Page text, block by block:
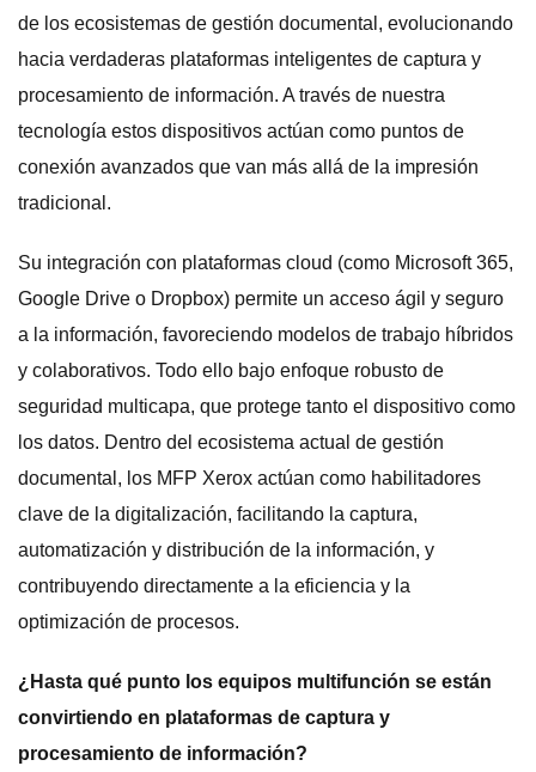
de los ecosistemas de gestión documental, evolucionando
hacia verdaderas plataformas inteligentes de captura y
procesamiento de información. A través de nuestra
tecnología estos dispositivos actúan como puntos de
conexión avanzados que van más allá de la impresión
tradicional.
Su integración con plataformas cloud (como Microsoft 365,
Google Drive o Dropbox) permite un acceso ágil y seguro
a la información, favoreciendo modelos de trabajo híbridos
y colaborativos. Todo ello bajo enfoque robusto de
seguridad multicapa, que protege tanto el dispositivo como
los datos. Dentro del ecosistema actual de gestión
documental, los MFP Xerox actúan como habilitadores
clave de la digitalización, facilitando la captura,
automatización y distribución de la información, y
contribuyendo directamente a la eficiencia y la
optimización de procesos.
¿Hasta qué punto los equipos multifunción se están
convirtiendo en plataformas de captura y
procesamiento de información?